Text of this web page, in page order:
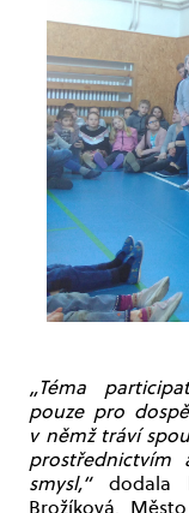
„Téma
pouze pro
v němž tráví
smysl,“dodala
Brožíková.